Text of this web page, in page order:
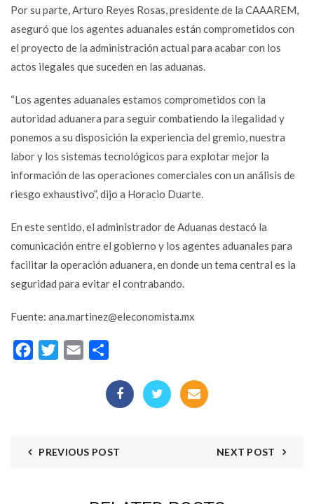
Por su parte, Arturo Reyes Rosas, presidente de la CAAAREM,
aseguró que los agentes aduanales están comprometidos con
el proyecto de la administración actual para acabar con los
actos ilegales que suceden en las aduanas.
“Los agentes aduanales estamos comprometidos con la
autoridad aduanera para seguir combatiendo la ilegalidad y
ponemos a su disposición la experiencia del gremio, nuestra
labor y los sistemas tecnológicos para explotar mejor la
información de las operaciones comerciales con un análisis de
riesgo exhaustivo”, dijo a Horacio Duarte.
En este sentido, el administrador de Aduanas destacó la
comunicación entre el gobierno y los agentes aduanales para
facilitar la operación aduanera, en donde un tema central es la
seguridad para evitar el contrabando.
Fuente: ana.martinez@eleconomista.mx
FacebookTwitterEmail
PREVIOUS POST NEXT POST